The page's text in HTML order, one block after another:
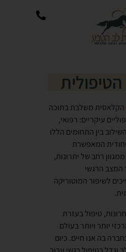
הקלאסית משלבת בתוכה
עיקריים: רפואי,
בין התחומים הללו
המאפשרת
רחב של יתרונות,
המצב הרגשי
לשיפור המוטוריקה
טיפול בעזרת
יותר ויותר בעולם
בה אנו חיים. כיום